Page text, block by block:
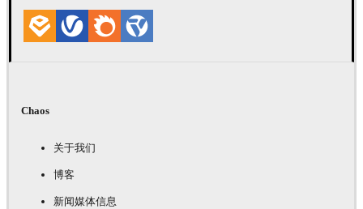
Chaos
关于我们
博客
新闻媒体信息